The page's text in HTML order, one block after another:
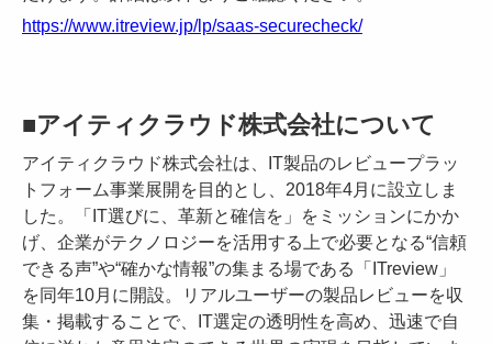
https://www.itreview.jp/lp/saas-securecheck/
■アイティクラウド株式会社について
アイティクラウド株式会社は、IT製品のレビュープラッ
トフォーム事業展開を目的とし、2018年4月に設立しま
した。「IT選びに、革新と確信を」をミッションにかか
げ、企業がテクノロジーを活用する上で必要となる“信頼
できる声”や“確かな情報”の集まる場である「ITreview」
を同年10月に開設。リアルユーザーの製品レビューを収
集・掲載することで、IT選定の透明性を高め、迅速で自